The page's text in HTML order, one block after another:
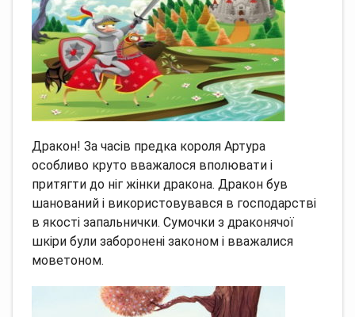
Дракон! За часів предка короля Артура
особливо круто вважалося вполювати і
притягти до ніг жінки дракона. Дракон був
шанований і використовувався в господарстві
в якості запальнички. Сумочки з драконячої
шкіри були заборонені законом і вважалися
моветоном.